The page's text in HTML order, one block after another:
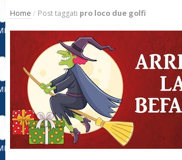
Home / Post taggati pro loco due golfi